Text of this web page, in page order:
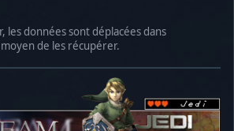
les données sont déplacées dans
de les récupérer.